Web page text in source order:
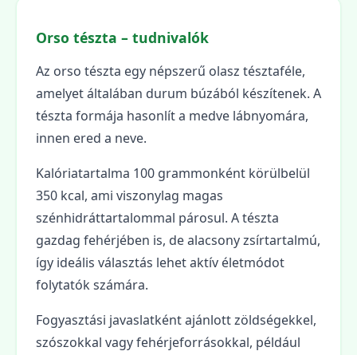
Orso tészta – tudnivalók
Az orso tészta egy népszerű olasz tésztaféle,
amelyet általában durum búzából készítenek. A
tészta formája hasonlít a medve lábnyomára,
innen ered a neve.
Kalóriatartalma 100 grammonként körülbelül
350 kcal, ami viszonylag magas
szénhidráttartalommal párosul. A tészta
gazdag fehérjében is, de alacsony zsírtartalmú,
így ideális választás lehet aktív életmódot
folytatók számára.
Fogyasztási javaslatként ajánlott zöldségekkel,
szószokkal vagy fehérjeforrásokkal, például